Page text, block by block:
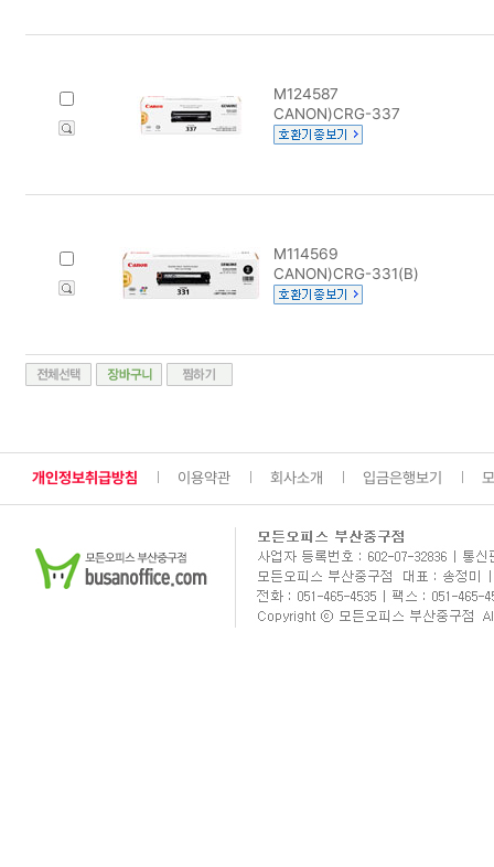
M124587
CANON)CRG-337
M114569
CANON)CRG-331(B)
개인정보취급방침 이용약관 회사소개 입금은행보기